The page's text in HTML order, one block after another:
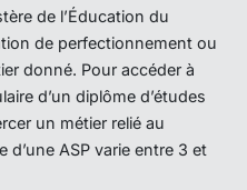
de l’Éducation du
de perfectionnement ou
donné. Pour accéder à
d’un diplôme d’études
un métier relié au
d’une ASP varie entre 3 et